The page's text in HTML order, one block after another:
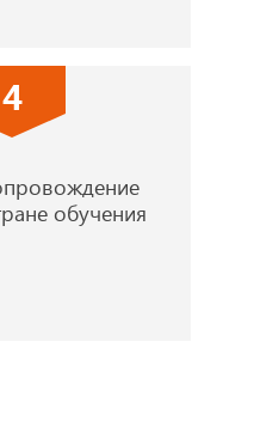
4
обучения